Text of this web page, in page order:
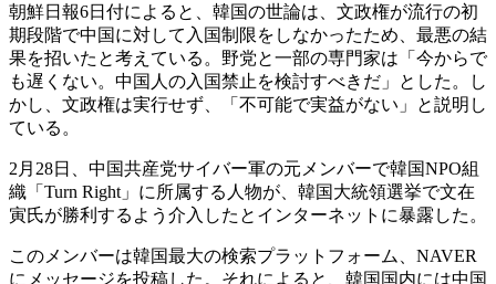
朝鮮日報6日付によると、韓国の世論は、文政権が流行の初
期段階で中国に対して入国制限をしなかったため、最悪の結
果を招いたと考えている。野党と一部の専門家は「今からで
も遅くない。中国人の入国禁止を検討すべきだ」とした。し
かし、文政権は実行せず、「不可能で実益がない」と説明し
ている。
2月28日、中国共産党サイバー軍の元メンバーで韓国NPO組
織「Turn Right」に所属する人物が、韓国大統領選挙で文在
寅氏が勝利するよう介入したとインターネットに暴露した。
このメンバーは韓国最大の検索プラットフォーム、NAVER
にメッセージを投稿した。それによると、韓国国内には中国